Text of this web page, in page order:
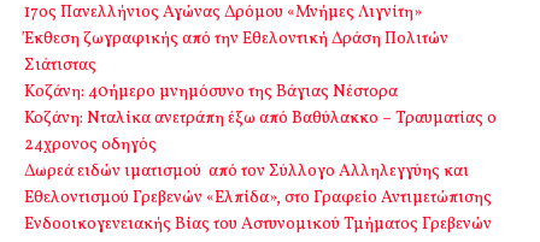
17ος Πανελλήνιος Αγώνας Δρόμου «Μνήμες Λιγνίτη»
Έκθεση ζωγραφικής από την Εθελοντική Δράση Πολιτών
Σιάτιστας
Kοζάνη: 40ήμερο μνημόσυνο της Βάγιας Νέστορα
Κοζάνη: Νταλίκα ανετράπη έξω από Βαθύλακκο – Τραυματίας ο
24χρονος οδηγός
Δωρεά ειδών ιματισμού από τον Σύλλογο Αλληλεγγύης και
Εθελοντισμού Γρεβενών «Ελπίδα», στο Γραφείο Αντιμετώπισης
Ενδοοικογενειακής Βίας του Αστυνομικού Τμήματος Γρεβενών